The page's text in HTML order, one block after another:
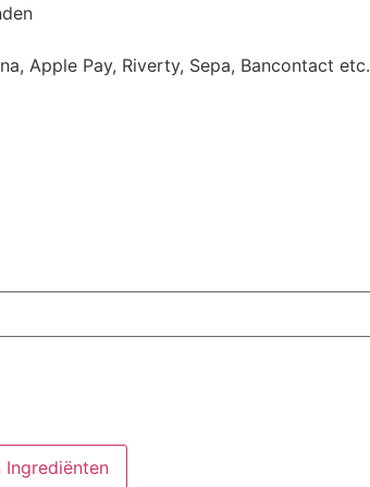
Apple Pay, Riverty, Sepa, Bancontact etc.
Ingrediënten